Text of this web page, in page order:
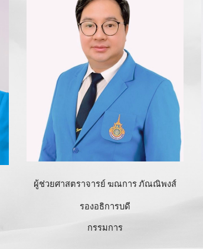
ผู้ช่วยศาสตราจารย์ ฆณการ ภัณณิพงส์
รองอธิการบดี
กรรมการ